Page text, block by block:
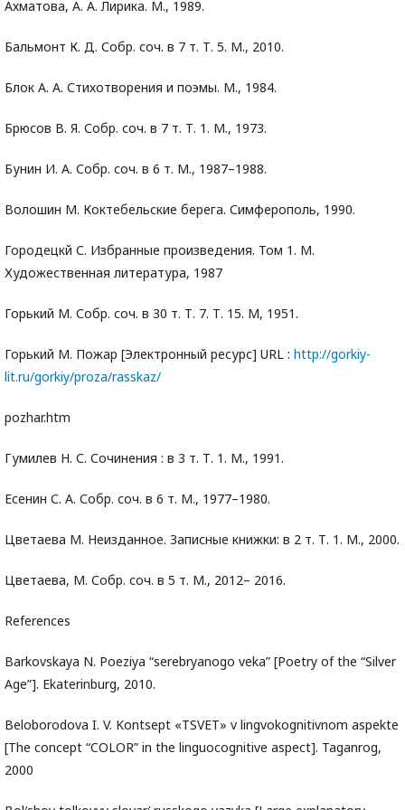
Ахматова, А. А. Лирика. M., 1989.
Бальмонт К. Д. Собр. соч. в 7 т. Т. 5. М., 2010.
Блок А. А. Стихотворения и поэмы. М., 1984.
Брюсов В. Я. Собр. соч. в 7 т. Т. 1. М., 1973.
Бунин И. А. Собр. соч. в 6 т. М., 1987–1988.
Волошин М. Коктебельские берега. Симферополь, 1990.
Городецкй С. Избранные произведения. Том 1. М.
Художественная литература, 1987
Горький М. Собр. соч. в 30 т. Т. 7. Т. 15. М, 1951.
Горький М. Пожар [Электронный ресурс] URL : http://gorkiy-
lit.ru/gorkiy/proza/rasskaz/
pozhar.htm
Гумилев Н. С. Сочинения : в 3 т. Т. 1. М., 1991.
Есенин С. А. Собр. соч. в 6 т. М., 1977–1980.
Цветаева М. Неизданное. Записные книжки: в 2 т. Т. 1. М., 2000.
Цветаева, М. Собр. соч. в 5 т. М., 2012– 2016.
References
Barkovskaya N. Poeziya “serebryanogo veka” [Poetry of the “Silver
Age”]. Ekaterinburg, 2010.
Beloborodova I. V. Kontsept «TSVET» v lingvokognitivnom aspekte
[The concept “COLOR” in the linguocognitive aspect]. Taganrog,
2000